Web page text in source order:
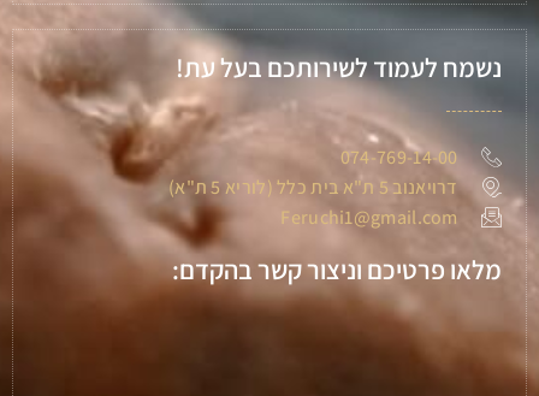
נשמח לעמוד לשירותכם בעל עת!
074-769-14-00
דרויאנוב 5 ת"א בית כלל (לוריא 5 ת"א)
Feruchi1@gmail.com
מלאו פרטיכם וניצור קשר בהקדם: